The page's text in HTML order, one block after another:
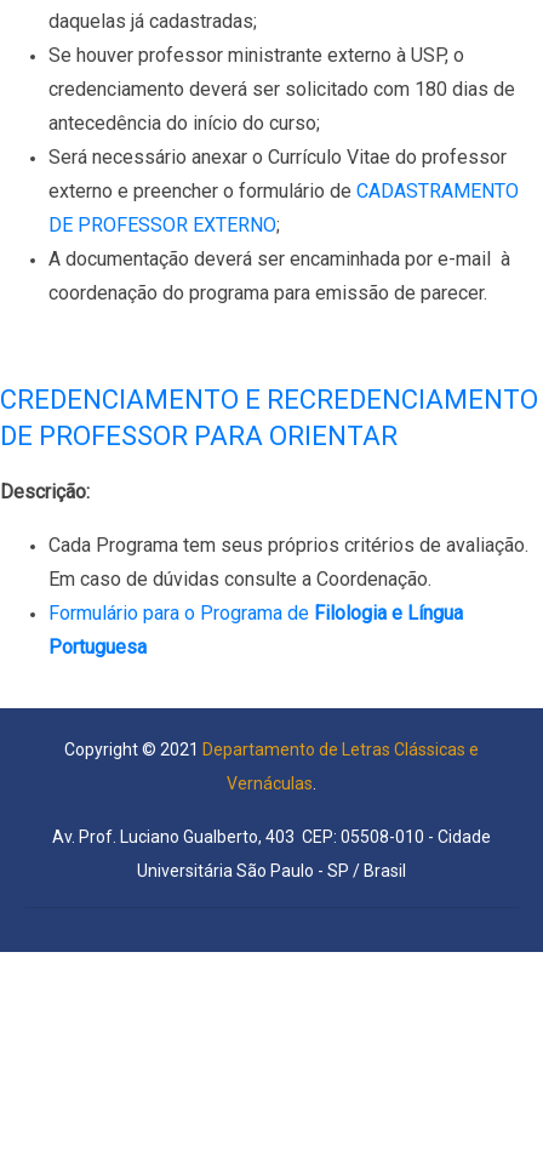
daquelas já cadastradas;
Se houver professor ministrante externo à USP, o
credenciamento deverá ser solicitado com 180 dias de
antecedência do início do curso;
Será necessário anexar o Currículo Vitae do professor
externo e preencher o formulário de CADASTRAMENTO
DE PROFESSOR EXTERNO;
A documentação deverá ser encaminhada por e-mail à
coordenação do programa para emissão de parecer.
CREDENCIAMENTO E RECREDENCIAMENTO
DE PROFESSOR PARA ORIENTAR
Descrição:
Cada Programa tem seus próprios critérios de avaliação.
Em caso de dúvidas consulte a Coordenação.
Formulário para o Programa de Filologia e Língua
Portuguesa
Copyright © 2021 Departamento de Letras Clássicas e
Vernáculas
Av. Prof. Luciano Gualberto, 403 CEP: 05508-010 - Cidade
Universitária São Paulo - SP / Brasil